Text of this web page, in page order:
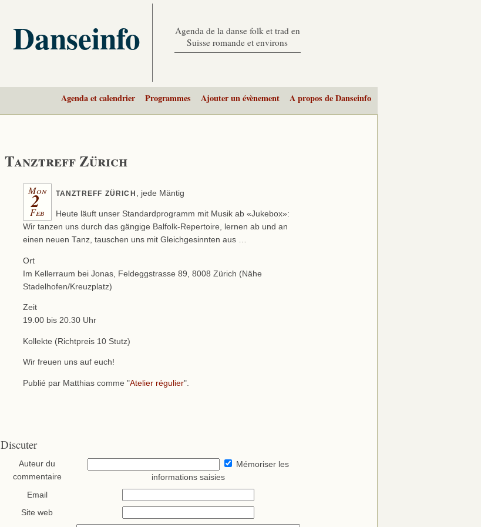
Danseinfo
Agenda de la danse folk et trad en
Suisse romande et environs
Agenda et calendrier Programmes Ajouter un évènement A propos de Danseinfo
Tanztreff Zürich
Mon
2
Feb
TANZTREFF ZÜRICH , jede Mäntig
Heute läuft unser Standardprogramm mit Musik ab «Jukebox»:
Wir tanzen uns durch das gängige Balfolk-Repertoire, lernen ab und an
einen neuen Tanz, tauschen uns mit Gleichgesinnten aus …
Ort
Im Kellerraum bei Jonas, Feldeggstrasse 89, 8008 Zürich (Nähe
Stadelhofen/Kreuzplatz)
Zeit
19.00 bis 20.30 Uhr
Kollekte (Richtpreis 10 Stutz)
Wir freuen uns auf euch!
Publié par Matthias comme "Atelier régulier".
Discuter
Auteur du
commentaire
Mémoriser les
informations saisies
Email
Site web